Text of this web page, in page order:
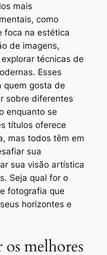
mais
como
foca na estética
de imagens,
técnicas de
Esses
quem gosta de
sobre diferentes
enquanto se
títulos oferece
mas todos têm em
sua
sua visão artística
Seja qual for o
fotografia que
horizontes e
melhores